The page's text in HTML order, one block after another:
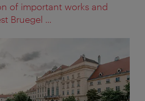
of important works and
Bruegel ...